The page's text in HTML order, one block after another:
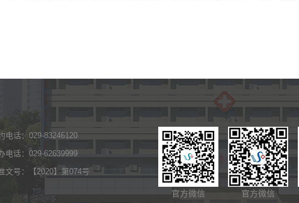
电话：029-83246120
电话：029-62639999
文号：【2020】第074号
官方微信 官方微信